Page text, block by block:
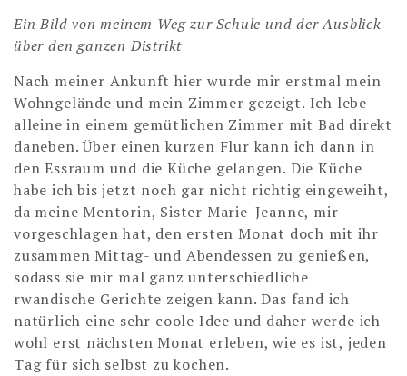
Ein Bild von meinem Weg zur Schule und der Ausblick
über den ganzen Distrikt
Nach meiner Ankunft hier wurde mir erstmal mein
Wohngelände und mein Zimmer gezeigt. Ich lebe
alleine in einem gemütlichen Zimmer mit Bad direkt
daneben. Über einen kurzen Flur kann ich dann in
den Essraum und die Küche gelangen. Die Küche
habe ich bis jetzt noch gar nicht richtig eingeweiht,
da meine Mentorin, Sister Marie-Jeanne, mir
vorgeschlagen hat, den ersten Monat doch mit ihr
zusammen Mittag- und Abendessen zu genießen,
sodass sie mir mal ganz unterschiedliche
rwandische Gerichte zeigen kann. Das fand ich
natürlich eine sehr coole Idee und daher werde ich
wohl erst nächsten Monat erleben, wie es ist, jeden
Tag für sich selbst zu kochen.